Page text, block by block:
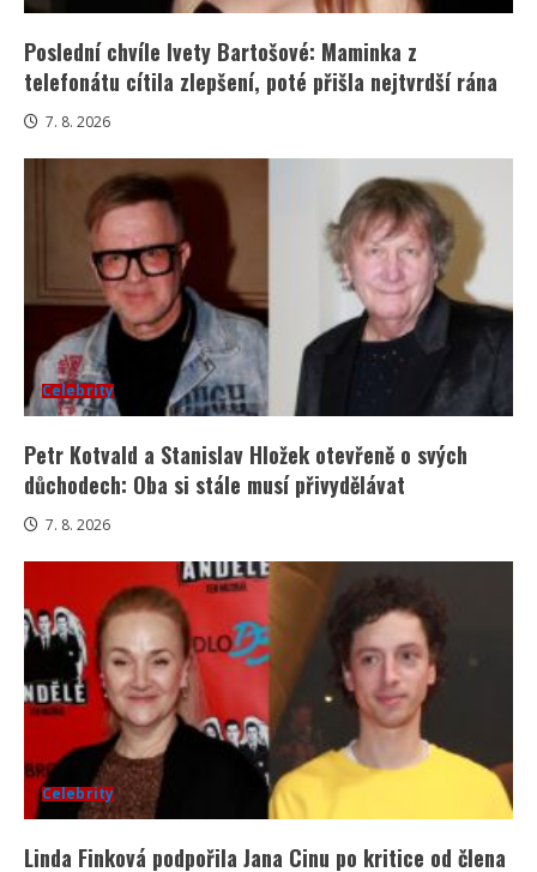
Poslední chvíle Ivety Bartošové: Maminka z
telefonátu cítila zlepšení, poté přišla nejtvrdší rána
7. 8. 2026
Celebrity
Petr Kotvald a Stanislav Hložek otevřeně o svých
důchodech: Oba si stále musí přivydělávat
7. 8. 2026
Celebrity
Linda Finková podpořila Jana Cinu po kritice od člena